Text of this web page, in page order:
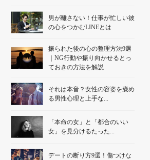
男が離さない！仕事が忙しい彼
の心をつかむLINEとは
振られた後の心の整理方法9選
｜NG行動や振り向かせるとっ
ておきの方法を解説
それは本音？女性の容姿を褒め
る男性心理と上手な...
「本命の女」と「都合のいい
女」を見分けるたった...
デートの断り方9選！傷つけな